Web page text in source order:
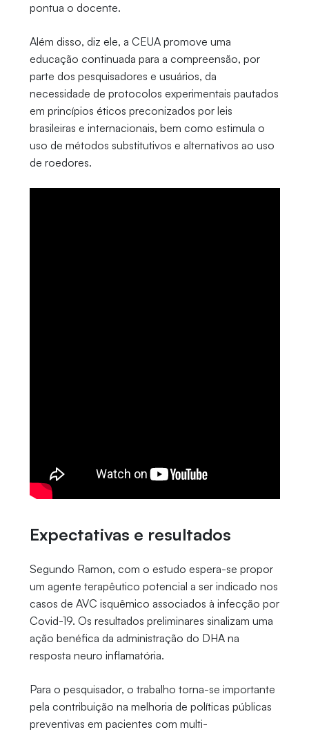
pontua o docente.
Além disso, diz ele, a CEUA promove uma
educação continuada para a compreensão, por
parte dos pesquisadores e usuários, da
necessidade de protocolos experimentais pautados
em princípios éticos preconizados por leis
brasileiras e internacionais, bem como estimula o
uso de métodos substitutivos e alternativos ao uso
de roedores.
Expectativas e resultados
Segundo Ramon, com o estudo espera-se propor
um agente terapêutico potencial a ser indicado nos
casos de AVC isquêmico associados à infecção por
Covid-19. Os resultados preliminares sinalizam uma
ação benéfica da administração do DHA na
resposta neuro inflamatória.
Para o pesquisador, o trabalho torna-se importante
pela contribuição na melhoria de políticas públicas
preventivas em pacientes com multi-